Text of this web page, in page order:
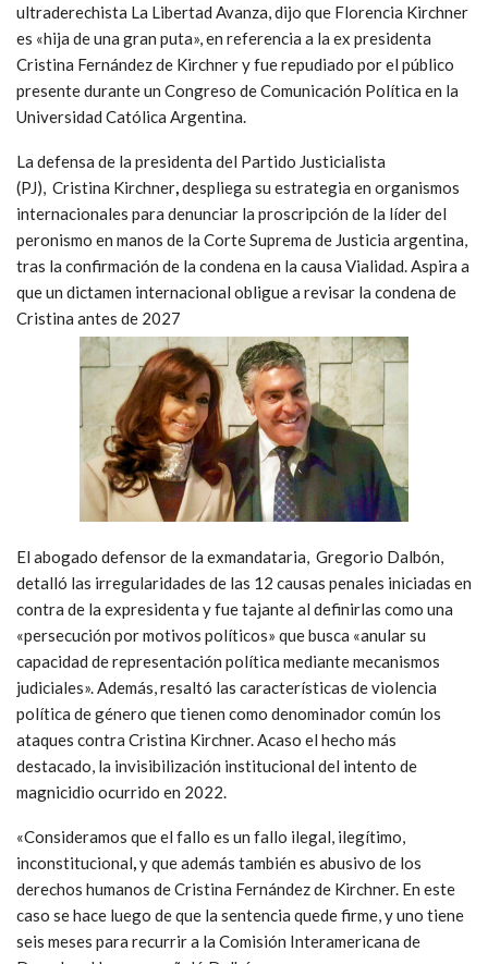
ultraderechista La Libertad Avanza, dijo que Florencia Kirchner
es «hija de una gran puta», en referencia a la ex presidenta
Cristina Fernández de Kirchner y fue repudiado por el público
presente durante un Congreso de Comunicación Política en la
Universidad Católica Argentina.
La defensa de la presidenta del Partido Justicialista
(PJ), Cristina Kirchner,despliega su estrategia en organismos
internacionales para denunciar la proscripción de la líder del
peronismo en manos de la Corte Suprema de Justicia argentina,
tras la confirmación de la condena en la causa Vialidad. Aspira a
que un dictamen internacional obligue a revisar la condena de
Cristina antes de 2027
El abogado defensor de la exmandataria, Gregorio Dalbón,
detalló las irregularidades de las 12 causas penales iniciadas en
contra de la expresidenta y fue tajante al definirlas como una
«persecución por motivos políticos» que busca «anular su
capacidad de representación política mediante mecanismos
judiciales». Además, resaltó las características de violencia
política de género que tienen como denominador común los
ataques contra Cristina Kirchner. Acaso el hecho más
destacado, la invisibilización institucional del intento de
magnicidio ocurrido en 2022.
«Consideramos que el fallo es un fallo ilegal, ilegítimo,
inconstitucional,y que además también es abusivo de los
derechos humanos de Cristina Fernández de Kirchner. En este
caso se hace luego de que la sentencia quede firme, y uno tiene
seis meses para recurrir a la Comisión Interamericana de